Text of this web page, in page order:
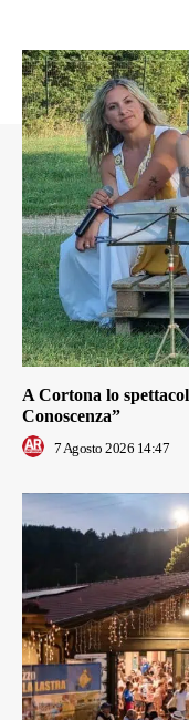
A Cortona lo
Conoscenza”
7 Agosto 2026 14:47